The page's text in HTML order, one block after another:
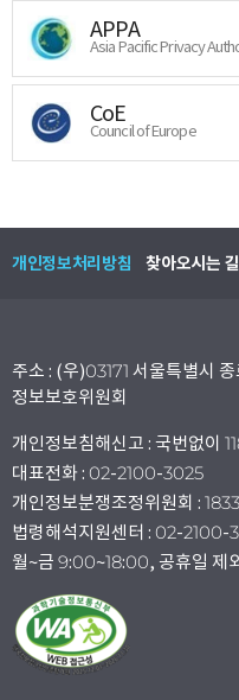
APPA
Asia Pacific Privacy
CoE
Council of Europe
개인정보처리방침 찾아오시는 길
주소 : (우)03171 서울특별시
정보보호위원회
개인정보침해신고 : 국번없이
대표전화 : 02-2100-3025
개인정보분쟁조정위원회 :
법령해석지원센터 : 02-2100-
월~금 9:00~18:00, 공휴일 제